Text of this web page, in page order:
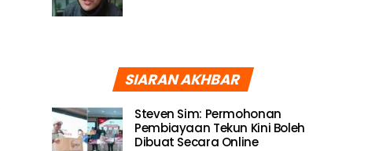
SIARAN AKHBAR
Steven Sim: Permohonan
Pembiayaan Tekun Kini Boleh
Dibuat Secara Online